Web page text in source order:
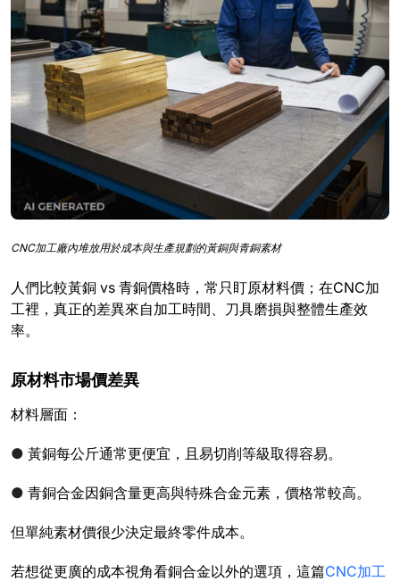
CNC加工廠內堆放用於成本與生產規劃的黃銅與青銅素材
人們比較黃銅 vs 青銅價格時，常只盯原材料價；在CNC加
工裡，真正的差異來自加工時間、刀具磨損與整體生產效
率。
原材料市場價差異
材料層面：
● 黃銅每公斤通常更便宜，且易切削等級取得容易。
● 青銅合金因銅含量更高與特殊合金元素，價格常較高。
但單純素材價很少決定最終零件成本。
若想從更廣的成本視角看銅合金以外的選項，這篇CNC加工